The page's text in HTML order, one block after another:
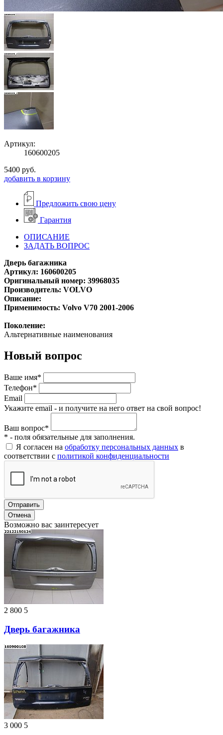
Артикул:
160600205
5400 руб.
добавить в корзину
Предложить свою цену
Гарантия
ОПИСАНИЕ
ЗАДАТЬ ВОПРОС
Дверь багажника
Артикул: 160600205
Оригинальный номер: 39968035
Производитель: VOLVO
Описание:
Применимость: Volvo V70 2001-2006
Поколение:
Альтернативные наименования
Новый вопрос
Ваше имя*
Телефон*
Email
Укажите email - и получите на него ответ на свой вопрос!
Ваш вопрос*
* - поля обязательные для заполнения.
Я согласен на обработку персональных данных в
соответствии с политикой конфиденциальности
Отправить
Отмена
Возможно вас заинтересует
2 800 5
Дверь багажника
3 000 5